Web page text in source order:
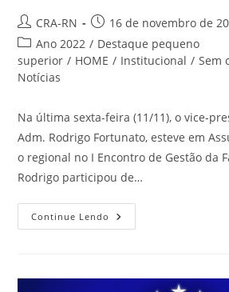
Autor
do
post:
CRA-RN
Post
publicado:
16 de novembro de
Categoria
do
post:
Ano 2022 / Destaque pequeno
superior / HOME / Institucional / Sem
Notícias
Na última sexta-feira (11/11), o vice-
Adm. Rodrigo Fortunato, esteve em
o regional no I Encontro de Gestão da
Rodrigo participou de…
Continue Lendo CRA-
RN